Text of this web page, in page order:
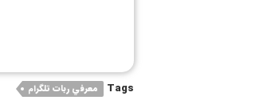
Tags معرفي ربات تلگرام